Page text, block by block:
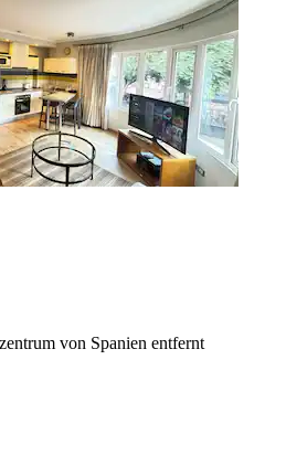
von Spanien entfernt